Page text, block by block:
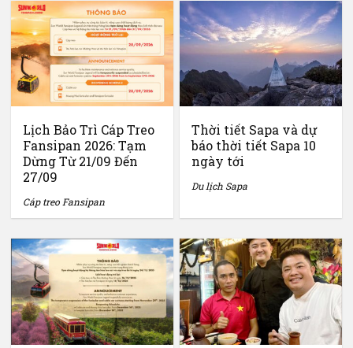
Lịch Bảo Trì Cáp Treo
Fansipan 2026: Tạm
Dừng Từ 21/09 Đến
27/09
Cáp treo Fansipan
Thời tiết Sapa và dự
báo thời tiết Sapa 10
ngày tới
Du lịch Sapa